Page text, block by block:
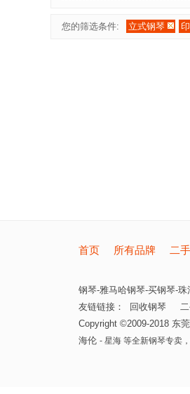
您的筛选条件: 立式钢琴
首页 所有品牌 二
钢琴-雅马哈钢琴-买钢琴-
友链链接：
回收钢琴
Copyright ©2009-2018 东
海伦 - 星海 等全新钢琴专卖，